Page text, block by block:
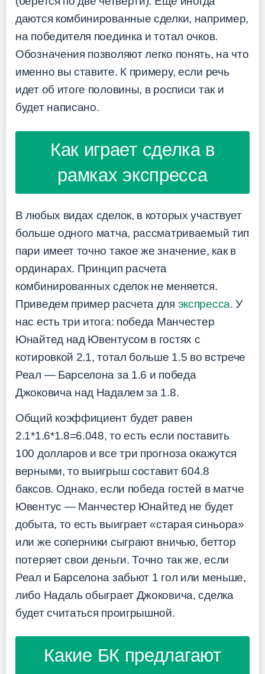
даются комбинированные сделки, например,
на победителя поединка и тотал очков.
Обозначения позволяют легко понять, на что
именно вы ставите. К примеру, если речь
идет об итоге половины, в росписи так и
будет написано.
Как играет сделка в
рамках экспресса
В любых видах сделок, в которых участвует
больше одного матча, рассматриваемый тип
пари имеет точно такое же значение, как в
ординарах. Принцип расчета
комбинированных сделок не меняется.
Приведем пример расчета для экспресса. У
нас есть три итога: победа Манчестер
Юнайтед над Ювентусом в гостях с
котировкой 2.1, тотал больше 1.5 во встрече
Реал — Барселона за 1.6 и победа
Джоковича над Надалем за 1.8.
Общий коэффициент будет равен
2.1*1.6*1.8=6.048, то есть если поставить
100 долларов и все три прогноза окажутся
верными, то выигрыш составит 604.8
баксов. Однако, если победа гостей в матче
Ювентус — Манчестер Юнайтед не будет
добыта, то есть выиграет «старая синьора»
или же соперники сыграют вничью, беттор
потеряет свои деньги. Точно так же, если
Реал и Барселона забьют 1 гол или меньше,
либо Надаль обыграет Джоковича, сделка
будет считаться проигрышной.
Какие БК предлагают